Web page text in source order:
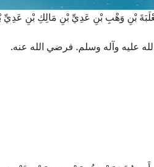
بْنِ وَهْبِ بْنِ عَدِيِّ بْنِ مَالِكِ بْنِ عَدِيِّ
عليه وآله وسلم. فرضي الله عنه.